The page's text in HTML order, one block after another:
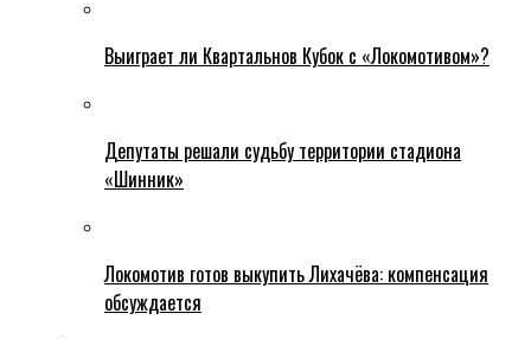
Выиграет ли Квартальнов Кубок с «Локомотивом»?
Депутаты решали судьбу территории стадиона
«Шинник»
Локомотив готов выкупить Лихачёва: компенсация
обсуждается